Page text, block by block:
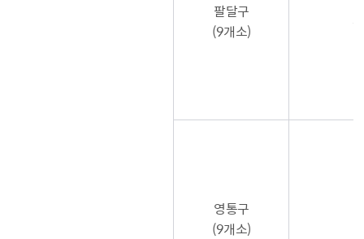
팔달구
(9개소)
영통구
(9개소)